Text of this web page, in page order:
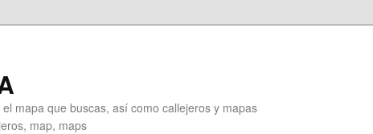
mapa que buscas, así como callejeros y mapas
map, maps